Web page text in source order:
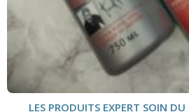
LES PRODUITS EXPERT SOIN DU